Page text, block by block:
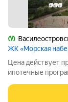
ЖК «Морская
Цена действует
ипотечные программы.
набережная» на